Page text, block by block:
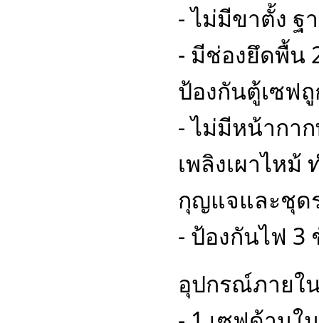
- ไม่มีขาตั้ง ฐ
- มีช่องยึดพื้น
ป้องกันตู้เซฟ
- ไม่มีหน้ากา
เพลิงเผาไห
กุญแจและชุด
- ป้องกันไฟ 3
อุปกรณ์ภายใ